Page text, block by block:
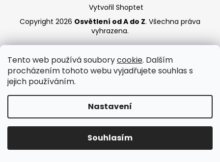
Tento web používá souborycookie. Dalším
procházením tohoto webu vyjadřujete souhlas s
jejich používáním.
Nastavení
Souhlasím
HLEDAT
Vytvořil Shoptet
Copyright 2026 Osvětlení od A do Z. Všechna práva
vyhrazena.